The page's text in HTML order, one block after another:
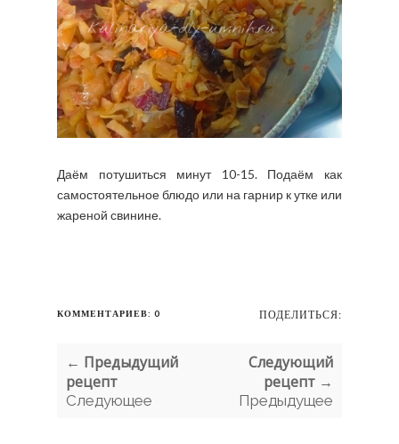
Даём потушиться минут 10-15. Подаём как
самостоятельное блюдо или на гарнир к утке или
жареной свинине.
КОММЕНТАРИЕВ: 0 ПОДЕЛИТЬСЯ:
← Предыдущий
рецепт
Следующее
Следующий
рецепт →
Предыдущее